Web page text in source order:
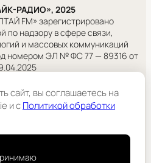
РАДИО», 2025
FM» зарегистрировано
по надзору в сфере связи,
и массовых коммуникаций
номером ЭЛ № ФС 77 — 89316 от
информация
РАДИО».
сайт, вы соглашаетесь на
и cПолитикой обработки